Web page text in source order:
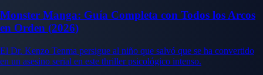
Monster Manga: Guía Completa con Todos los Arcos
en Orden (2026)
El Dr. Kenzo Tenma persigue al niño que salvó que se ha convertido
en un asesino serial en este thriller psicológico intenso.